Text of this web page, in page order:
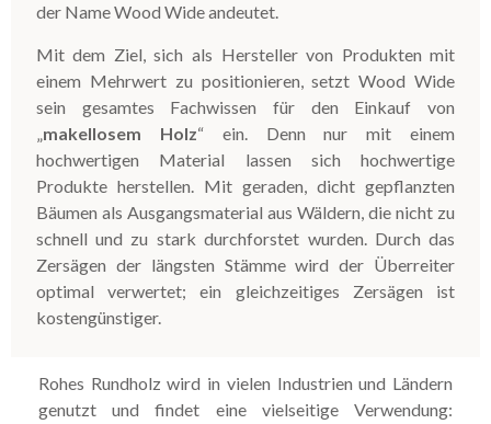
der Name Wood Wide andeutet.
Mit dem Ziel, sich als Hersteller von Produkten mit
einem Mehrwert zu positionieren, setzt Wood Wide
sein gesamtes Fachwissen für den Einkauf von
makellosem Holz“ ein. Denn nur mit einem
hochwertigen Material lassen sich hochwertige
Produkte herstellen. Mit geraden, dicht gepflanzten
Bäumen als Ausgangsmaterial aus Wäldern, die nicht zu
schnell und zu stark durchforstet wurden. Durch das
Zersägen der längsten Stämme wird der Überreiter
optimal verwertet; ein gleichzeitiges Zersägen ist
kostengünstiger.
Rohes Rundholz wird in vielen Industrien und Ländern
genutzt und findet eine vielseitige Verwendung: